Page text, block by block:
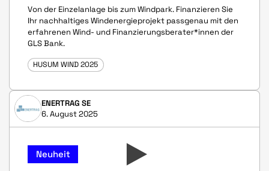
Von der Einzelanlage bis zum Windpark. Finanzieren Sie
Ihr nachhaltiges Windenergieprojekt passgenau mit den
erfahrenen Wind- und Finanzierungsberater*innen der
GLS Bank.
HUSUM WIND 2025
ENERTRAG SE
6. August 2025
Neuheit